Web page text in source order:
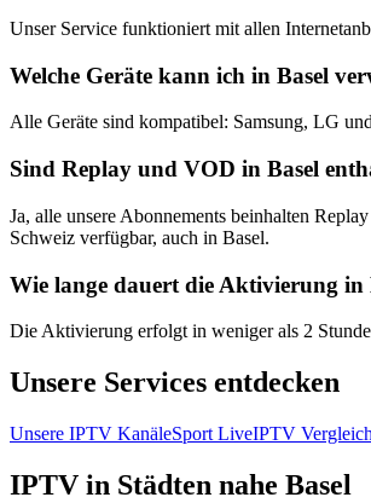
Unser Service funktioniert mit allen
Welche Geräte kann ich in Basel
Alle Geräte sind kompatibel: Samsung, LG
Sind Replay und VOD in Basel
Ja, alle unsere Abonnements beinhalten
Schweiz verfügbar, auch in Basel.
Wie lange dauert die Aktivierung in
Die Aktivierung erfolgt in weniger als 2
Unsere Services entdecken
Unsere IPTV KanäleSport LiveIPTV Vergleich
IPTV in Städten nahe Basel